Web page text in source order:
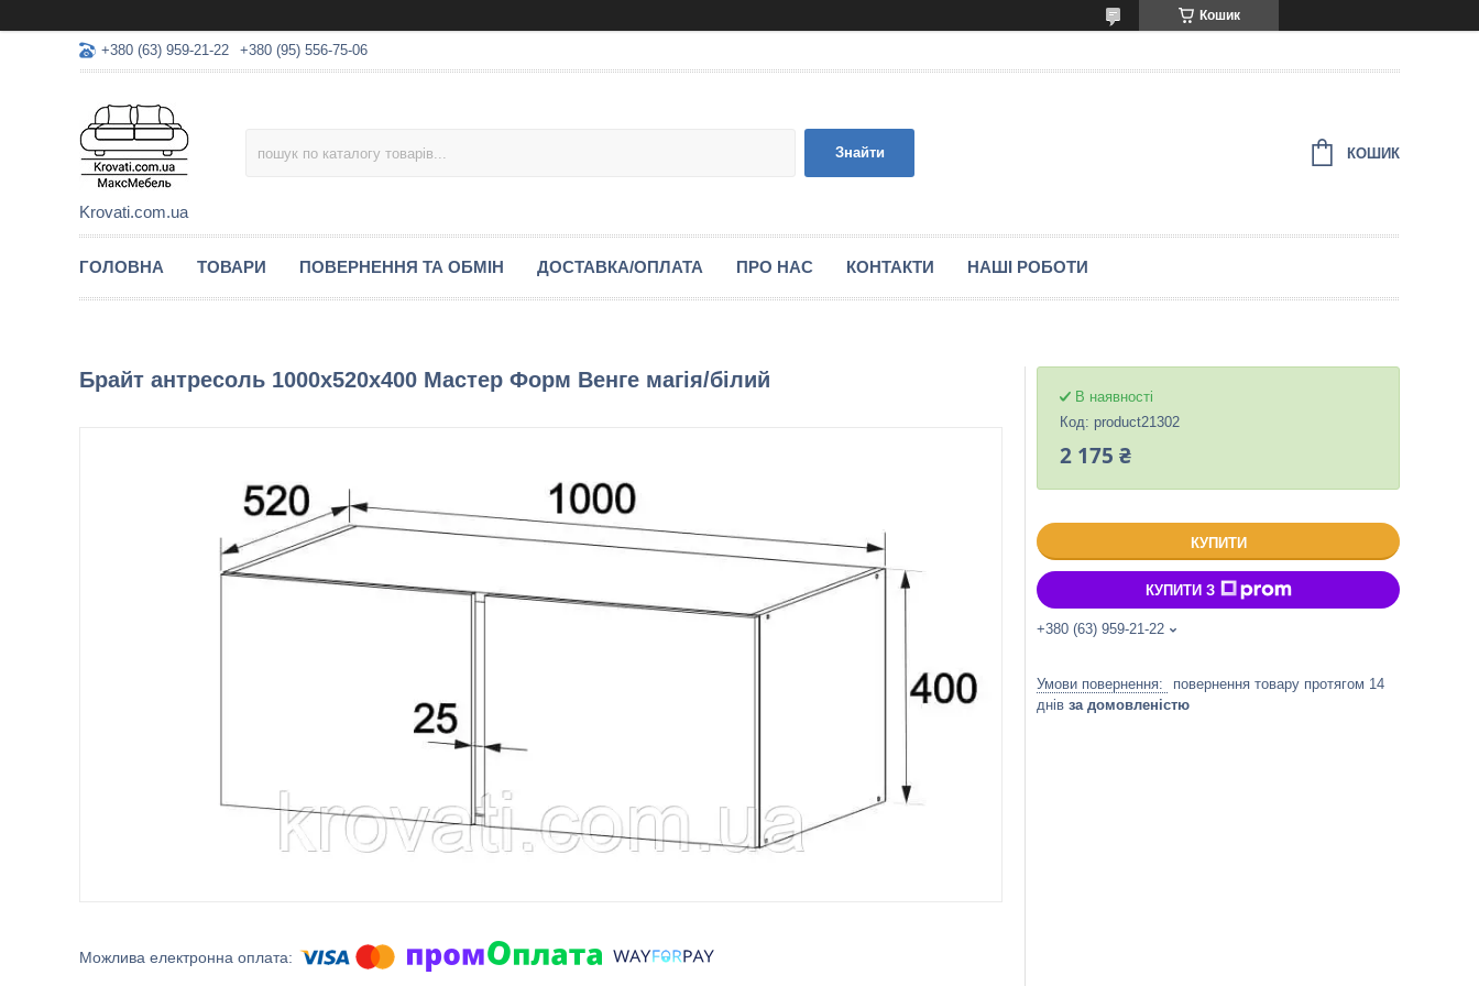
Кошик
+380 (63) 959-21-22 +380 (95) 556-75-06
Krovati.com.ua
Знайти КОШИК
ГОЛОВНА ТОВАРИ ПОВЕРНЕННЯ ТА ОБМІН ДОСТАВКА/ОПЛАТА ПРО НАС КОНТАКТИ НАШІ РОБОТИ
Брайт антресоль 1000х520х400 Мастер Форм Венге магія/білий
В наявності
Код: product21302
2 175 ₴
КУПИТИ
КУПИТИ З
+380 (63) 959-21-22
повернення товару протягом 14
днів за домовленістю